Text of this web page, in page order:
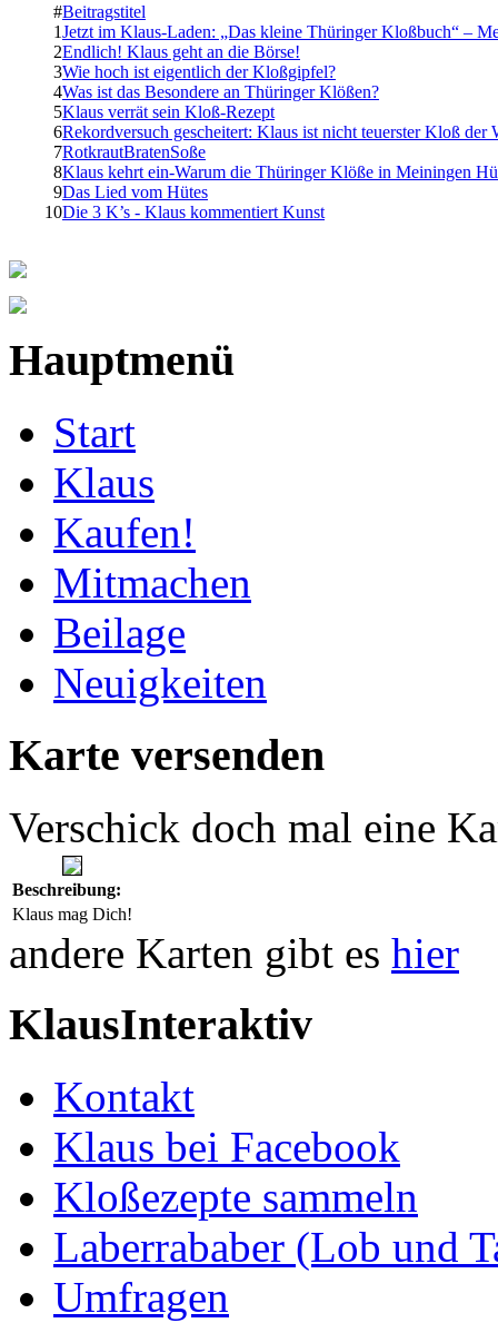
#Beitragstitel
1Jetzt im Klaus-Laden: „Das kleine Thüringer Kloßbuch“ –
2Endlich! Klaus geht an die Börse!
3Wie hoch ist eigentlich der Kloßgipfel?
4Was ist das Besondere an Thüringer Klößen?
5Klaus verrät sein Kloß-Rezept
6Rekordversuch gescheitert: Klaus ist nicht teuerster Kloß der
7RotkrautBratenSoße
8Klaus kehrt ein-Warum die Thüringer Klöße in Meiningen
9Das Lied vom Hütes
10Die 3 K’s - Klaus kommentiert Kunst
Hauptmenü
Start
Klaus
Kaufen!
Mitmachen
Beilage
Neuigkeiten
Karte versenden
Verschick doch mal eine
Beschreibung:
Klaus mag Dich!
andere Karten gibt es hier
KlausInteraktiv
Kontakt
Klaus bei Facebook
Kloßezepte sammeln
Laberrababer (Lob und
Umfragen